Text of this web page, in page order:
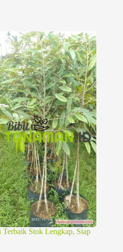
Stok Lengkap, Siap